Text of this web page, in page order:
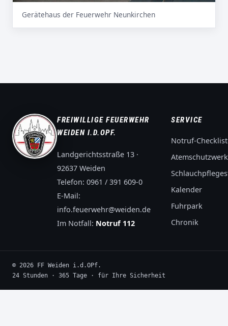
Gerätehaus der Feuerwehr Neunkirchen
FREIWILLIGE FEUERWEHR
WEIDEN I.D.OPF.
Landgerichtsstraße 13 ·
92637 Weiden
Telefon: 0961 / 391 609-0
E-Mail:
info.feuerwehr@weiden.de
Im Notfall: Notruf 112
SERVICE
Notruf-
Kalender
Fuhrpark
Chronik
© 2026 FF Weiden i.d.OPf.
24 Stunden · 365 Tage · für Ihre Sicherheit